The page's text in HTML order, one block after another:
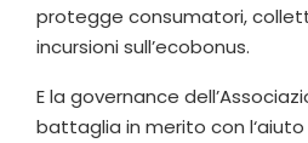
protegge consumatori,
incursioni sull’ecobonus.
E la governance
battaglia in merito con